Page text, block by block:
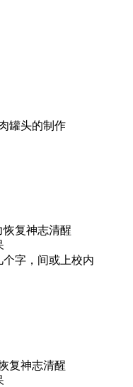
罐头的制作
恢复神志清醒
个字，间或上校内
复神志清醒